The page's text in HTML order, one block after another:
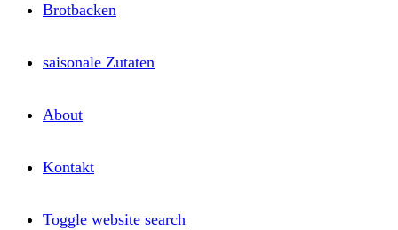
Brotbacken
saisonale Zutaten
About
Kontakt
Toggle website search